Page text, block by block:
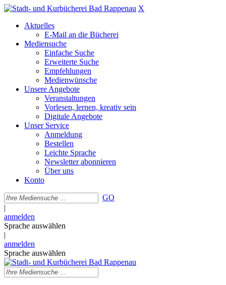
X
Aktuelles
E-Mail an die Bücherei
Mediensuche
Einfache Suche
Erweiterte Suche
Empfehlungen
Medienwünsche
Unsere Angebote
Veranstaltungen
Vorlesen, lernen, kreativ sein
Digitale Angebote
Unser Service
Anmeldung
Bestellen
Leichte Sprache
Newsletter abonnieren
Über uns
Konto
GO
|
anmelden
Sprache auswählen
|
anmelden
Sprache auswählen